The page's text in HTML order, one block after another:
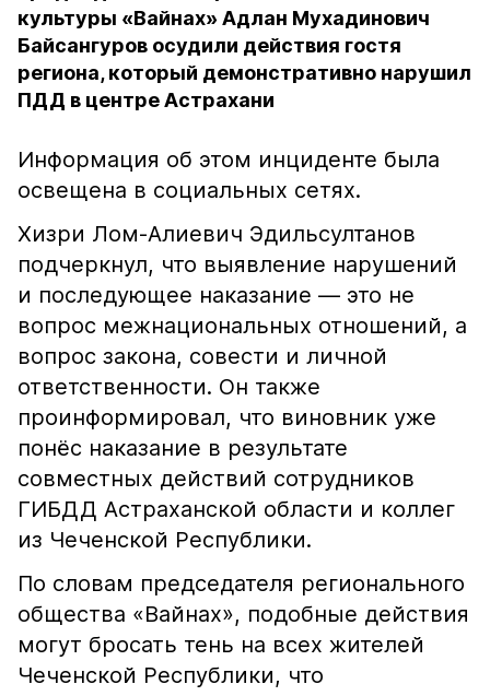
культуры «Вайнах» Адлан Мухадинович
Байсангуров осудили действия гостя
региона, который демонстративно нарушил
ПДД в центре Астрахани
Информация об этом инциденте была
освещена в социальных сетях.
Хизри Лом-Алиевич Эдильсултанов
подчеркнул, что выявление нарушений
и последующее наказание — это не
вопрос межнациональных отношений, а
вопрос закона, совести и личной
ответственности. Он также
проинформировал, что виновник уже
понёс наказание в результате
совместных действий сотрудников
ГИБДД Астраханской области и коллег
из Чеченской Республики.
По словам председателя регионального
общества «Вайнах», подобные действия
могут бросать тень на всех жителей
Чеченской Республики, что